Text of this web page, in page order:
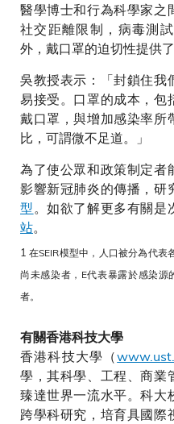
醫學博士和行為科學家之
社交距離限制，病毒測
外，戴口罩的迫切性提供了
吳教授表示：「封鎖住我
易接受。口罩的成本，包
戴口罩，與增加感染率所
比，可謂微不足道。」
為了使公眾和政策制定者
影響新冠肺炎的傳播，研
型。如欲了解更多有關是
站。
1在SEIR模型中，人口被分為代
尚未感染者，E代表暴露於感染
者。
有關香港科技大學
香港科技大學（
學，其科學、工程、商業
臻達世界一流水平。科大
跨學科研究，培育具國際